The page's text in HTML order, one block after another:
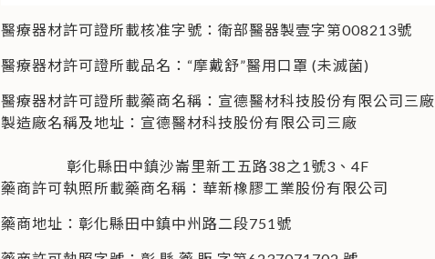
醫療器材許可證所載核准字號：衛部醫器製壹字第008213號
醫療器材許可證所載品名：“摩戴舒”醫用口罩 (未滅菌)
醫療器材許可證所載藥商名稱：宣德醫材科技股份有限公司三廠
製造廠名稱及地址：宣德醫材科技股份有限公司三廠
彰化縣田中鎮沙崙里新工五路38之1號3、4F
藥商許可執照所載藥商名稱：華新橡膠工業股份有限公司
藥商地址：彰化縣田中鎮中州路二段751號